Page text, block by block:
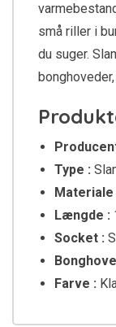
små riller i
du suger.
Type :
Materiale
Længde :
Socket :
Farve :